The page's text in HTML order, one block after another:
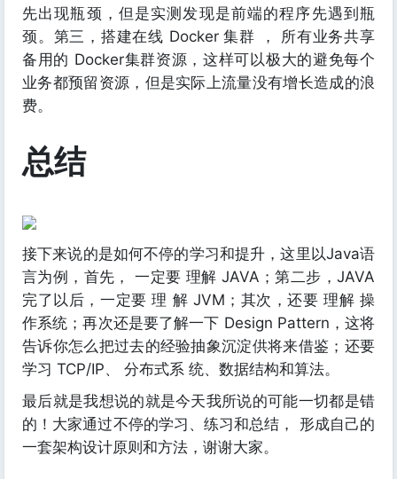
先出现瓶颈，但是实测发现是前端的程序先遇到瓶
颈。第三，搭建在线 Docker 集群 ， 所有业务共享
备用的 Docker集群资源，这样可以极大的避免每个
业务都预留资源，但是实际上流量没有增长造成的浪
费。
总结
接下来说的是如何不停的学习和提升，这里以Java语
言为例，首先， 一定要 理解 JAVA；第二步，JAVA
完了以后，一定要 理 解 JVM；其次，还要 理解 操
作系统；再次还是要了解一下 Design Pattern，这将
告诉你怎么把过去的经验抽象沉淀供将来借鉴；还要
学习 TCP/IP、 分布式系 统、数据结构和算法。
最后就是我想说的就是今天我所说的可能一切都是错
的！大家通过不停的学习、练习和总结， 形成自己的
一套架构设计原则和方法，谢谢大家。